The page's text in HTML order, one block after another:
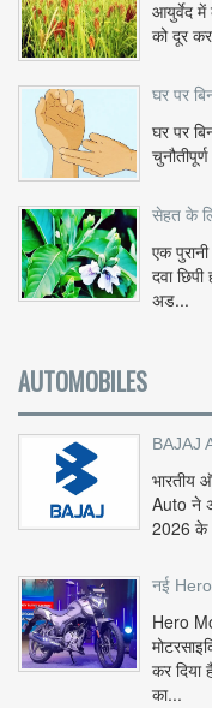
आयुर्वेद में
को दूर
घर पर
घर पर
सेहत के
एक
दवा
अड...
AUTOMOBILES
BAJAJ
भारतीय
Auto ने
2026
नई
Hero
कर दिया
का...